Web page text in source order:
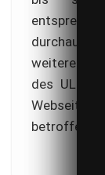
durchaus
weitere
des ULD
betroffen